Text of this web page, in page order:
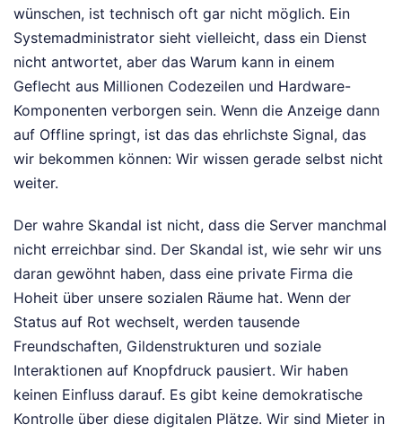
wünschen, ist technisch oft gar nicht möglich. Ein
Systemadministrator sieht vielleicht, dass ein Dienst
nicht antwortet, aber das Warum kann in einem
Geflecht aus Millionen Codezeilen und Hardware-
Komponenten verborgen sein. Wenn die Anzeige dann
auf Offline springt, ist das das ehrlichste Signal, das
wir bekommen können: Wir wissen gerade selbst nicht
weiter.
Der wahre Skandal ist nicht, dass die Server manchmal
nicht erreichbar sind. Der Skandal ist, wie sehr wir uns
daran gewöhnt haben, dass eine private Firma die
Hoheit über unsere sozialen Räume hat. Wenn der
Status auf Rot wechselt, werden tausende
Freundschaften, Gildenstrukturen und soziale
Interaktionen auf Knopfdruck pausiert. Wir haben
keinen Einfluss darauf. Es gibt keine demokratische
Kontrolle über diese digitalen Plätze. Wir sind Mieter in